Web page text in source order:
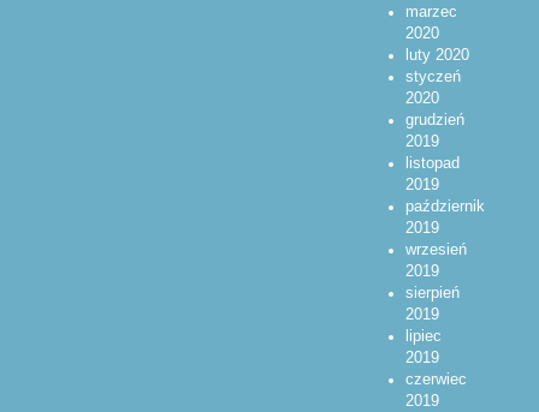
marzec
2020
luty 2020
styczeń
2020
grudzień
2019
listopad
2019
październik
2019
wrzesień
2019
sierpień
2019
lipiec
2019
czerwiec
2019